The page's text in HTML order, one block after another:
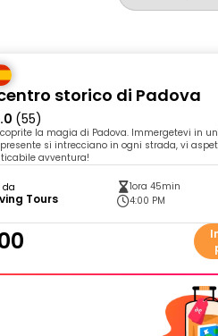
storico di Padova
(55)
la magia di Padova. Immergetevi in
si intrecciano in ogni strada, vi
avventura!
da
Tours
1ora 45min
4:00 PM